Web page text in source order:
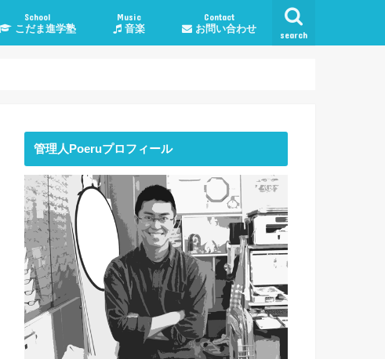
search
School
こだま進学塾
Music
音楽
Contact
お問い合わせ
管理人Poeruプロフィール